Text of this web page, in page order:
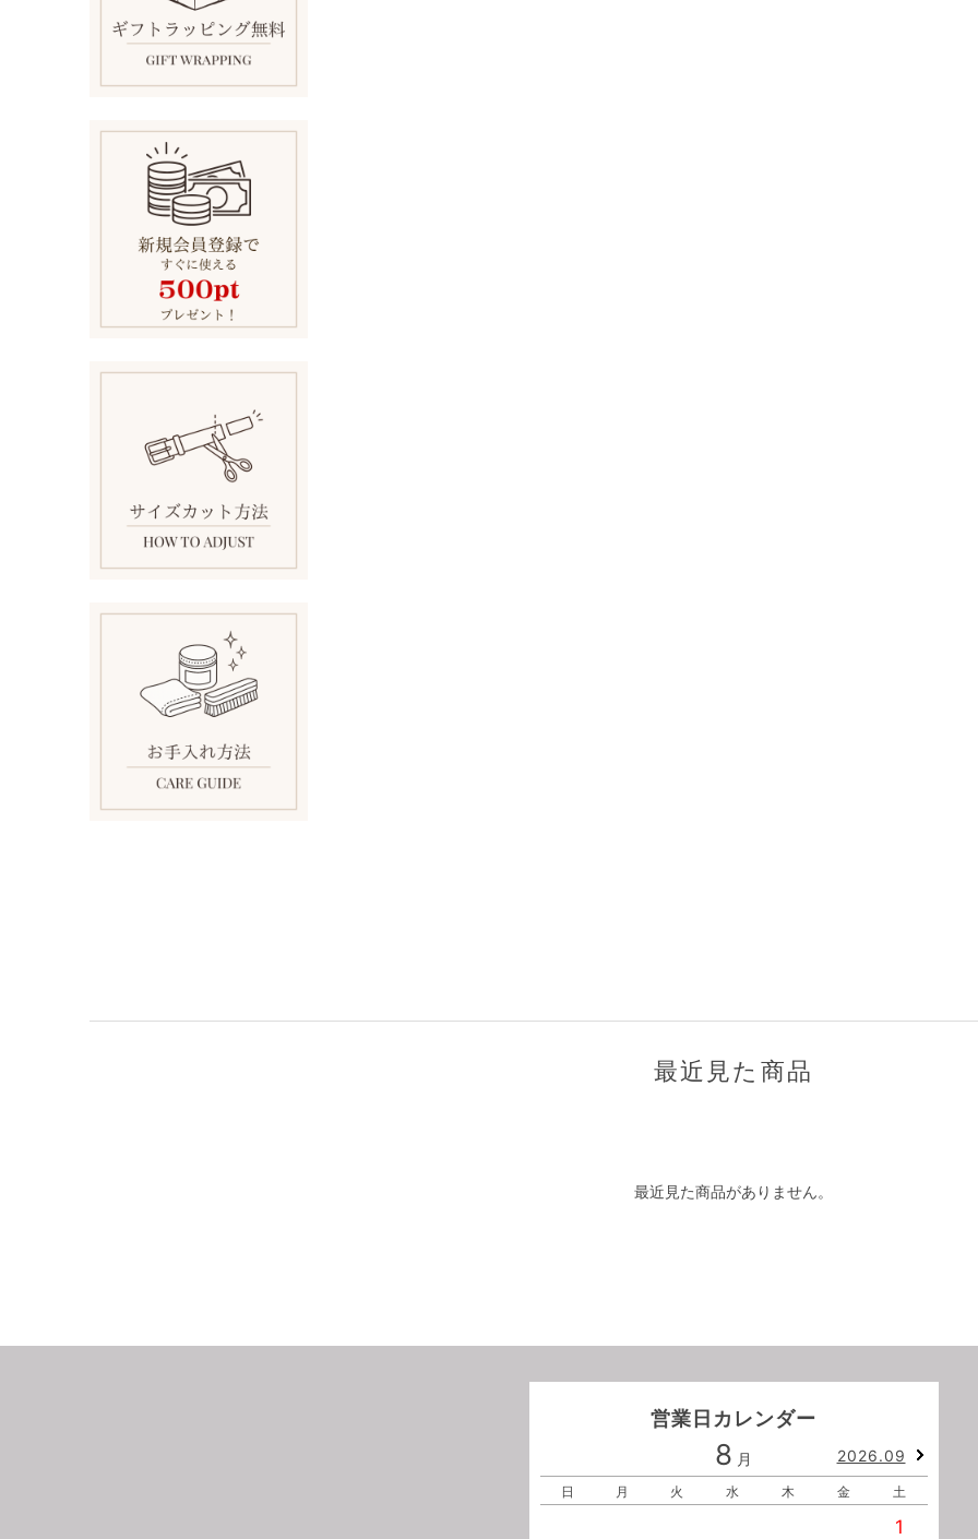
最近見た商品
最近見た商品がありません。
営業日カレンダー
8 月 2026.09
日 月 火 水 木 金 土
1